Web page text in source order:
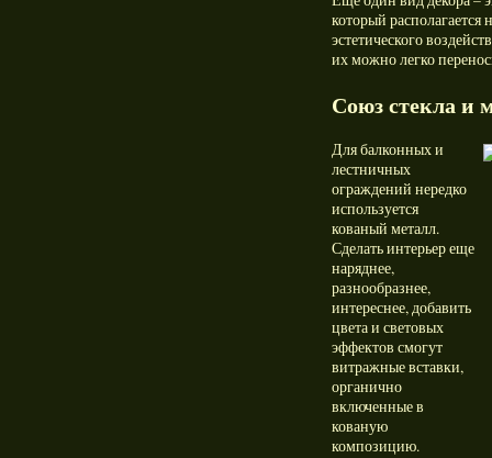
который располагается
эстетического
их можно легко
Союз стекла и
Для балконных и
лестничных
ограждений нередко
используется
кованый металл.
Сделать интерьер еще
наряднее,
разнообразнее,
интереснее, добавить
цвета и световых
эффектов смогут
витражные вставки,
органично
включенные в
кованую
композицию.